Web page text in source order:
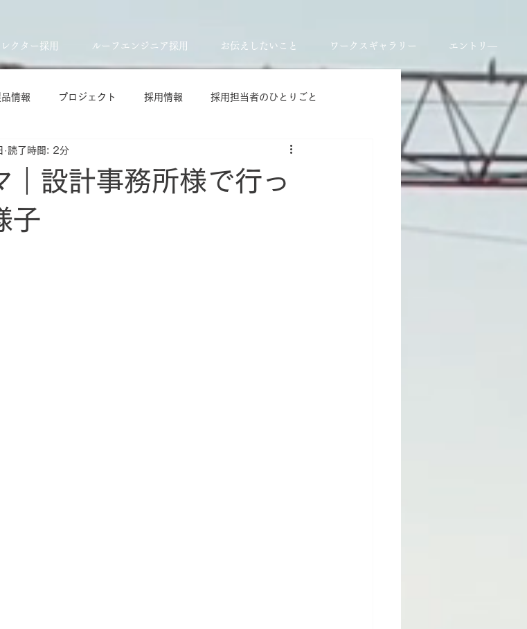
レクター採用 ルーフエンジニア採用 お伝えしたいこと ワークスギャラリー エントリ―
情報 プロジェクト 採用情報 採用担当者のひとりごと
｜設計事務所様で行っ
子
読了時間: 2分